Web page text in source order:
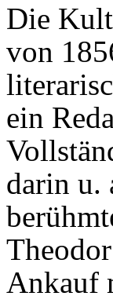
Die
von
ein
darin u.
Ankauf